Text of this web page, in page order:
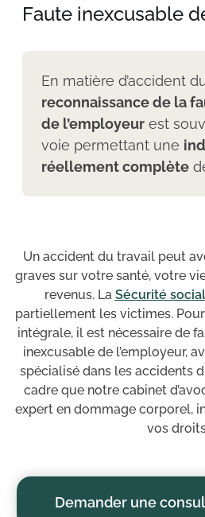
Faute inexcusable d
En matière d’accident
reconnaissance de la
de l’employeur est
voie permettant une
réellement complète
Un accident du travail peut
graves sur votre santé, votre
revenus. La Sécurité
partiellement les victimes.
intégrale, il est nécessaire de
inexcusable de l’employeur,
spécialisé dans les accidents
cadre que notre cabinet
expert en dommage corporel,
vos
Demander une